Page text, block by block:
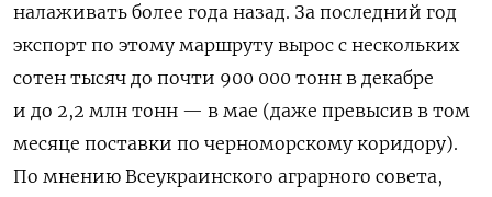
налаживать более года назад. За последний год
экспорт по этому маршруту вырос с нескольких
сотен тысяч до почти 900 000 тонн в декабре
и до 2,2 млн тонн — в мае (даже превысив в том
месяце поставки по черноморскому коридору).
По мнению Всеукраинского аграрного совета,